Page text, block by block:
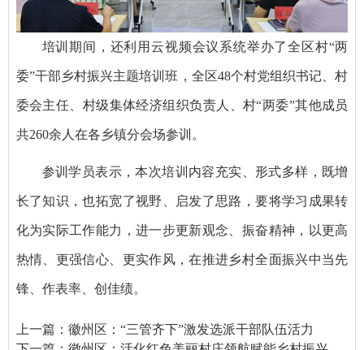
培训期间，还利用云视频会议系统举办了全区村“两
委”干部乡村振兴主题培训班，全区48个村党组织书记、村
委会主任、村级集体经济组织负责人、村“两委”其他成员
共260余人在各乡镇分会场参训。
参训学员表示，本次培训内容充实、形式多样，既增
长了知识，也拓宽了视野、启发了思路，要将学习成果转
化为实际工作能力，进一步更新观念、振奋精神，以更高
热情、更强信心、更实作风，在推进乡村全面振兴中当先
锋、作表率、创佳绩。
上一篇： 徽州区：“三管齐下”激发选派干部队伍活力